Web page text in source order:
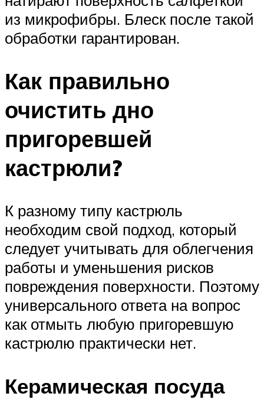
из микрофибры. Блеск после такой
обработки гарантирован.
Как правильно
очистить дно
пригоревшей
кастрюли?
К разному типу кастрюль
необходим свой подход, который
следует учитывать для облегчения
работы и уменьшения рисков
повреждения поверхности. Поэтому
универсального ответа на вопрос
как отмыть любую пригоревшую
кастрюлю практически нет.
Керамическая посуда